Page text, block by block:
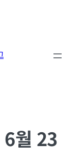
6월 23